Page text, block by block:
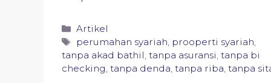
Categories
Artikel
Tags
perumahan syariah, prooperti syariah,
tanpa akad bathil, tanpa asuransi, tanpa bi
checking, tanpa denda, tanpa riba, tanpa